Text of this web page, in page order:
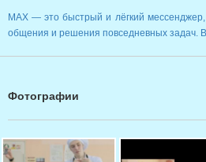
MAX — это быстрый и лёгкий
общения и решения повседневных задач.
Фотографии